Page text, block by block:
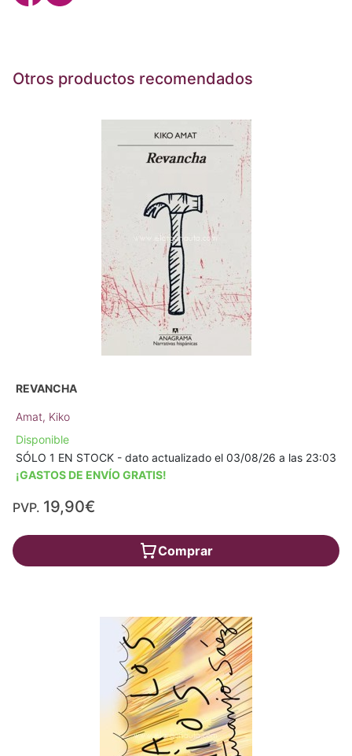
Otros productos recomendados
REVANCHA
Amat, Kiko
Disponible
SÓLO 1 EN STOCK - dato actualizado el 03/08/26 a las 23:03
¡GASTOS DE ENVÍO GRATIS!
PVP. 19,90€
Comprar